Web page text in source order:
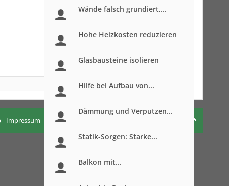
Wände falsch grundiert,...
Hohe Heizkosten reduzieren
Glasbausteine isolieren
Hilfe bei Aufbau von...
Dämmung und Verputzen...
Statik-Sorgen: Starke...
Balkon mit...
Impressum Nutzungsbedingungen